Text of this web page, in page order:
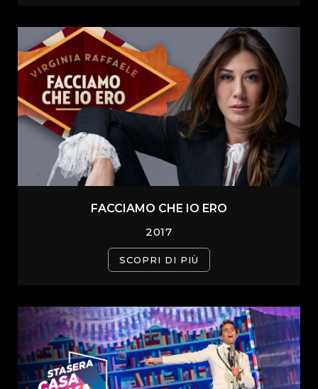
FACCIAMO CHE IO ERO
2017
SCOPRI DI PIÙ